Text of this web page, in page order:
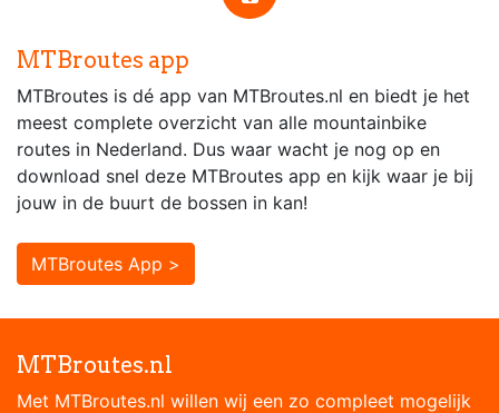
MTBroutes app
MTBroutes is dé app van MTBroutes.nl en biedt je het
meest complete overzicht van alle mountainbike
routes in Nederland. Dus waar wacht je nog op en
download snel deze MTBroutes app en kijk waar je bij
jouw in de buurt de bossen in kan!
MTBroutes App >
MTBroutes.nl
Met MTBroutes.nl willen wij een zo compleet mogelijk